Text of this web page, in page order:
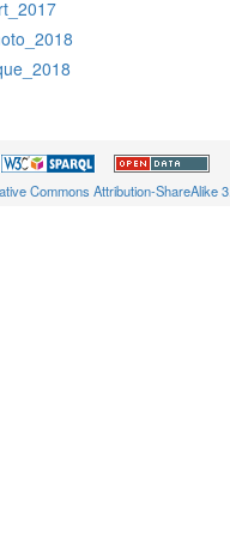
Commons Attribution-ShareAlike